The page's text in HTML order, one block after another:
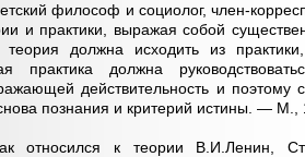
философ и социолог, член-
и практики, выражая собой
теория должна исходить из
практика должна
действительность и поэтому
познания и критерий истины. — М.,
относился к теории В.И.Ленин,